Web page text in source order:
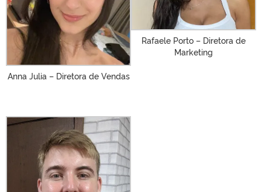
Anna Julia – Diretora de Vendas
Rafaele Porto – Diretora de
Marketing